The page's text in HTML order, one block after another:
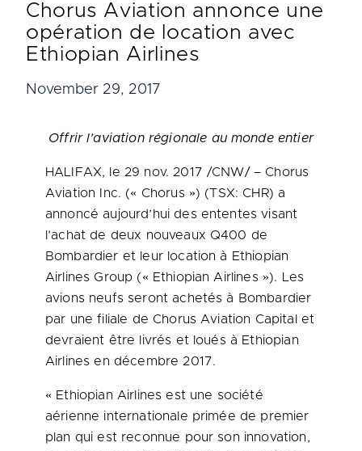
Chorus Aviation annonce une
opération de location avec
Ethiopian Airlines
November 29, 2017
Offrir l’aviation régionale au monde entier
HALIFAX, le 29 nov. 2017 /CNW/ – Chorus
Aviation Inc. (« Chorus ») (TSX: CHR) a
annoncé aujourd’hui des ententes visant
l’achat de deux nouveaux Q400 de
Bombardier et leur location à Ethiopian
Airlines Group (« Ethiopian Airlines »). Les
avions neufs seront achetés à Bombardier
par une filiale de Chorus Aviation Capital et
devraient être livrés et loués à Ethiopian
Airlines en décembre 2017.
« Ethiopian Airlines est une société
aérienne internationale primée de premier
plan qui est reconnue pour son innovation,